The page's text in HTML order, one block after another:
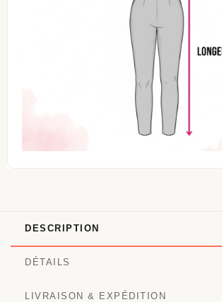
DESCRIPTION
DÉTAILS
LIVRAISON & EXPÉDITION